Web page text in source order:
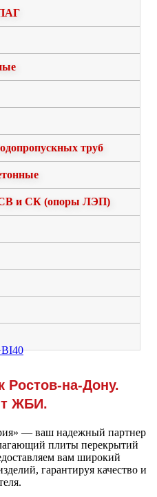
труб
СВ и СК (опоры ЛЭП)
Ростов-на-Дону.
ЖБИ.
— ваш надежный партнер
плиты перекрытий
вам широкий
гарантируя качество и